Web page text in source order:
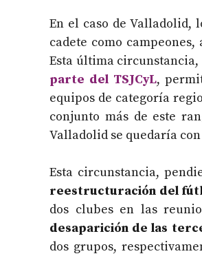
En el caso de Valladolid,
cadete como
Esta última
parte del TSJCyL,
equipos de categoría
conjunto más de este
Valladolid se quedaría
Esta circunstancia,
reestructuración del
dos clubes en las
desaparición de las
dos grupos,